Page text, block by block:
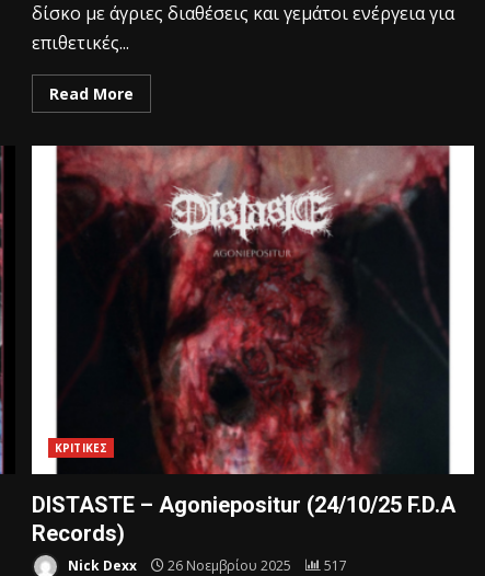
δίσκο με άγριες διαθέσεις και γεμάτοι ενέργεια για
επιθετικές...
Read More
ΚΡΙΤΙΚΕΣ
DISTASTE – Agoniepositur (24/10/25 F.D.A
Records)
Nick Dexx 26 Νοεμβρίου 2025 517